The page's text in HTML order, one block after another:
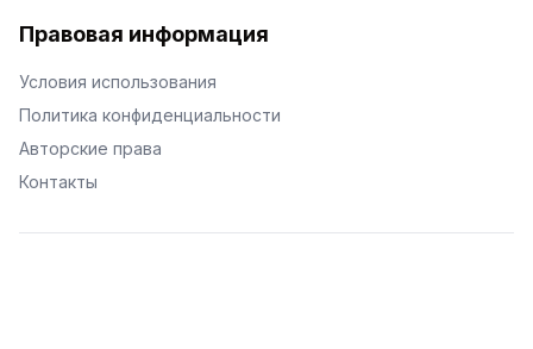
Правовая информация
Условия использования
Политика конфиденциальности
Авторские права
Контакты